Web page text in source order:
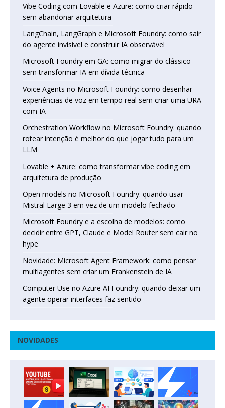
Vibe Coding com Lovable e Azure: como criar rápido
sem abandonar arquitetura
LangChain, LangGraph e Microsoft Foundry: como sair
do agente invisível e construir IA observável
Microsoft Foundry em GA: como migrar do clássico
sem transformar IA em dívida técnica
Voice Agents no Microsoft Foundry: como desenhar
experiências de voz em tempo real sem criar uma URA
com IA
Orchestration Workflow no Microsoft Foundry: quando
rotear intenção é melhor do que jogar tudo para um
LLM
Lovable + Azure: como transformar vibe coding em
arquitetura de produção
Open models no Microsoft Foundry: quando usar
Mistral Large 3 em vez de um modelo fechado
Microsoft Foundry e a escolha de modelos: como
decidir entre GPT, Claude e Model Router sem cair no
hype
Novidade: Microsoft Agent Framework: como pensar
multiagentes sem criar um Frankenstein de IA
Computer Use no Azure AI Foundry: quando deixar um
agente operar interfaces faz sentido
NOVIDADES